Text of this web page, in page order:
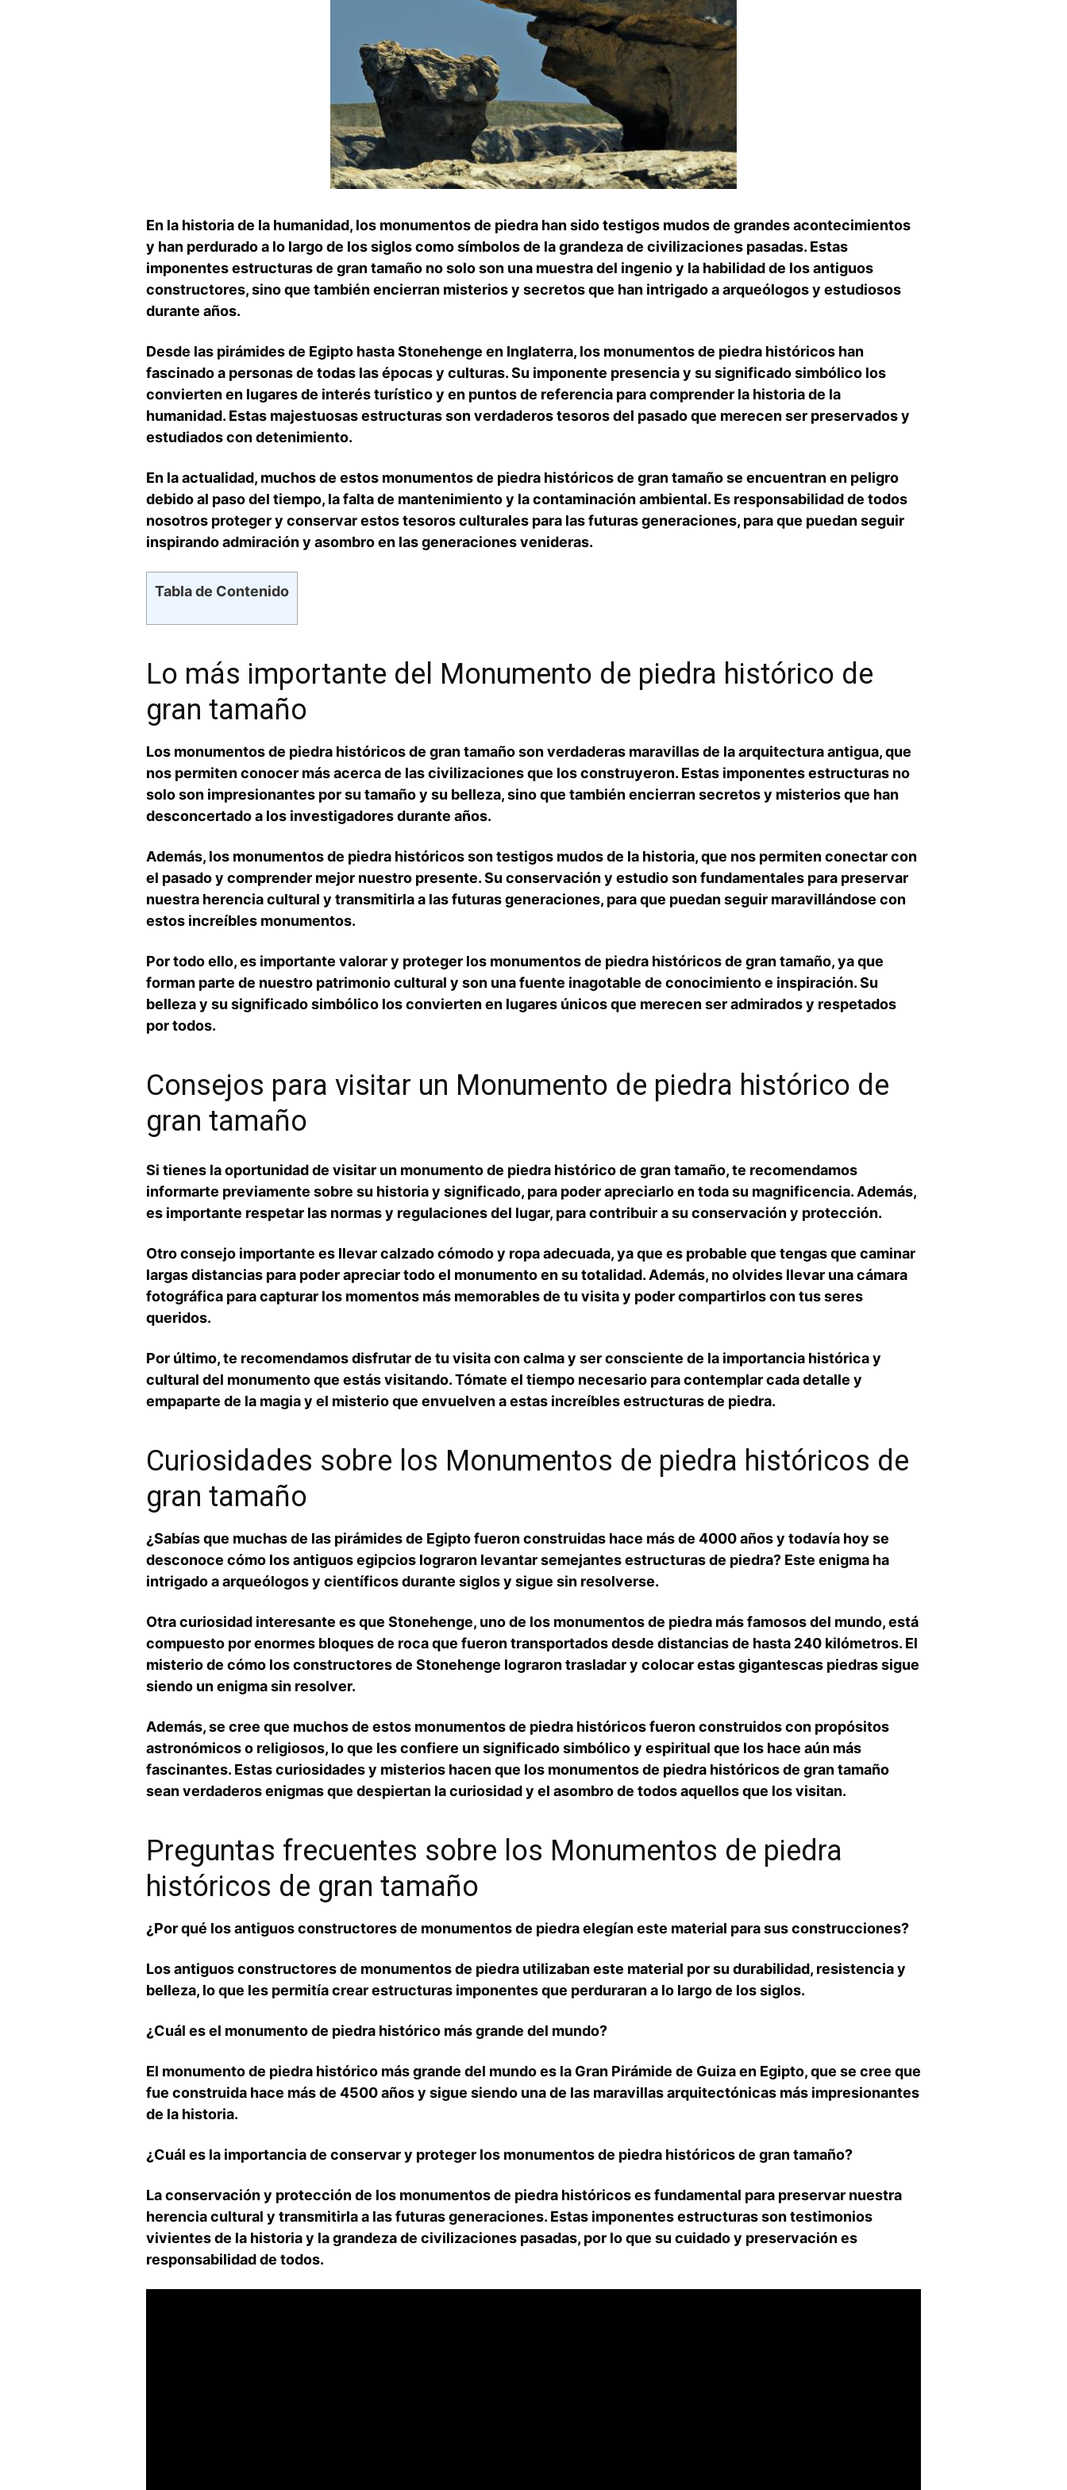
En la historia de⁣ la humanidad, los monumentos⁤ de piedra han sido testigos mudos de ⁢grandes acontecimientos
y han⁤ perdurado‌ a lo largo de los siglos como⁢ símbolos de ⁢la grandeza de civilizaciones pasadas. Estas
imponentes⁣ estructuras de gran tamaño no solo son una muestra del ingenio​ y la habilidad de los antiguos
constructores, sino que también⁤ encierran misterios y secretos que han intrigado a arqueólogos y ⁣estudiosos
durante años.
Desde las pirámides de Egipto⁣ hasta Stonehenge en Inglaterra,⁣ los monumentos de piedra históricos‌ han
fascinado a personas de todas las épocas y ⁢culturas. Su imponente presencia y su significado simbólico los
convierten en lugares ⁢de interés turístico y en puntos de referencia para comprender la historia de la
⁣humanidad. Estas majestuosas estructuras son verdaderos tesoros del pasado que merecen ​ser preservados y
estudiados con detenimiento.
En la actualidad, muchos de estos monumentos de⁣ piedra históricos de gran tamaño se encuentran en ⁢peligro
debido al‍ paso del tiempo, la falta de mantenimiento​ y la contaminación ambiental. Es responsabilidad de todos
⁤nosotros proteger y conservar estos ‌tesoros culturales para las⁣ futuras generaciones, para⁢ que puedan seguir
inspirando admiración y asombro en​ las generaciones venideras.
Tabla de Contenido
Lo más importante⁤ del Monumento de piedra histórico de
gran tamaño
Los monumentos de piedra históricos⁢ de gran tamaño son verdaderas maravillas de la arquitectura antigua, que
‌nos permiten conocer más acerca de ‌las civilizaciones que​ los construyeron. Estas imponentes ​estructuras ⁢no
‍solo son impresionantes por su tamaño y su belleza, ⁤sino ‍que también encierran secretos y misterios que han
desconcertado a los investigadores durante años.
Además, los monumentos⁢ de piedra⁢ históricos ​son testigos mudos‍ de la historia, que nos permiten conectar con
el pasado ‌y comprender mejor nuestro ​presente. Su conservación​ y ⁣estudio son fundamentales para preservar
nuestra herencia⁣ cultural y transmitirla a las futuras generaciones, para que puedan seguir maravillándose ⁢con
‍estos increíbles monumentos.
Por todo ello, es importante valorar y proteger los monumentos de piedra⁢ históricos de gran tamaño, ya que
forman parte de nuestro patrimonio cultural y ‍son una fuente ⁢inagotable de conocimiento⁢ e ⁢inspiración. Su
belleza y su significado simbólico los convierten⁤ en lugares únicos que merecen ser admirados y ⁤respetados⁤
por todos.
Consejos para visitar un Monumento de⁢ piedra histórico de
gran tamaño
Si ⁢tienes la oportunidad de visitar un monumento de piedra histórico de ​gran tamaño, te recomendamos
informarte previamente sobre su historia y significado, ⁣para poder apreciarlo en toda su magnificencia. ​Además,
es importante respetar las normas y ‍regulaciones del lugar, para contribuir a su⁢ conservación y protección.
Otro ⁣consejo importante es llevar calzado cómodo y ropa adecuada, ya que es probable que tengas que caminar
largas distancias para poder apreciar todo el monumento en su⁢ totalidad. Además, no olvides llevar una‍ cámara
fotográfica para ⁢capturar los momentos más memorables de tu visita ‍y poder compartirlos con tus seres⁣
queridos.
Por último, te recomendamos⁢ disfrutar de tu visita con calma ​y ser consciente de la ‍importancia histórica y
cultural del ‍monumento que estás visitando. Tómate el tiempo necesario​ para ‌contemplar cada detalle y
empaparte de la magia y el misterio que ⁤envuelven a‌ estas increíbles estructuras de piedra.
Curiosidades sobre los Monumentos​ de piedra históricos de
gran tamaño
¿Sabías ‍que muchas de las pirámides de Egipto fueron construidas hace más de 4000 años y todavía hoy se
‌desconoce cómo los antiguos⁣ egipcios lograron levantar semejantes estructuras de⁣ piedra? Este enigma ha
intrigado a arqueólogos y científicos durante siglos y sigue sin resolverse.
Otra curiosidad interesante es que Stonehenge, uno de los monumentos de piedra más ‌famosos del ⁤mundo, está​
compuesto por enormes bloques de ⁢roca que fueron ‌transportados desde distancias de hasta 240 kilómetros. El
misterio de‍ cómo los ‌constructores de Stonehenge lograron trasladar⁤ y colocar estas gigantescas piedras ⁤sigue
siendo un enigma‍ sin resolver.
Además,‌ se‍ cree que muchos de estos monumentos de piedra históricos fueron construidos con propósitos
astronómicos ⁣o religiosos, lo que les confiere un significado simbólico y espiritual que los hace aún⁤ más
fascinantes. Estas curiosidades y misterios hacen que los monumentos ‌de piedra ⁢históricos de gran tamaño
sean verdaderos enigmas que‌ despiertan la curiosidad y el asombro⁢ de todos aquellos que los visitan.
Preguntas frecuentes sobre los Monumentos ‌de piedra
históricos de gran tamaño
¿Por ​qué los antiguos constructores de monumentos de piedra elegían este material para sus‌ construcciones?
Los antiguos constructores de monumentos de piedra ⁤utilizaban este material ‍por su durabilidad, resistencia y
belleza, ‌lo​ que les permitía crear estructuras imponentes que perduraran a lo largo de los siglos.
¿Cuál es el monumento de ⁤piedra‍ histórico ⁣más grande del mundo?
El monumento de piedra histórico más grande del mundo es la Gran Pirámide de Guiza​ en Egipto, que se cree que
fue construida hace más⁣ de 4500 años y sigue siendo una de las maravillas arquitectónicas más impresionantes⁣
de la ‌historia.
¿Cuál es la importancia de conservar y proteger los monumentos de piedra históricos de ⁣gran tamaño?
La conservación y protección de los monumentos de piedra históricos ‍es fundamental para preservar nuestra
herencia cultural y transmitirla a las futuras generaciones.⁤ Estas​ imponentes ⁣estructuras son testimonios
vivientes‍ de la historia ⁤y la grandeza de civilizaciones ⁣pasadas,​ por lo que su cuidado y preservación es
responsabilidad de todos.